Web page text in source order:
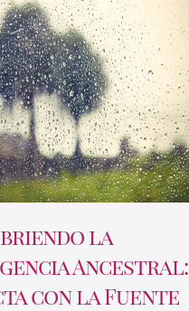
la
Ancestral:
con la Fuente